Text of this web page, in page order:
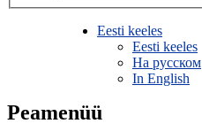
Eesti keeles
Eesti keeles
На русском
In English
Peamenüü